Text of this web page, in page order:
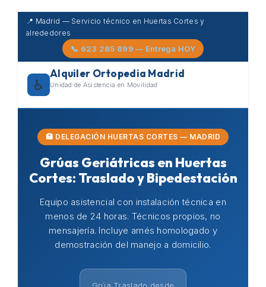
Skip
📍 Madrid — Servicio técnico en Huertas Cortes y
alrededores
📞 623 285 899 — Entrega HOY
♿
Alquiler Ortopedia Madrid
Unidad de Asistencia en Movilidad
🏥 DELEGACIÓN HUERTAS CORTES — MADRID
Grúas Geriátricas en Huertas
Cortes: Traslado y Bipedestación
Equipo asistencial con instalación técnica en
menos de 24 horas. Técnicos propios, no
mensajería. Incluye arnés homologado y
demostración del manejo a domicilio.